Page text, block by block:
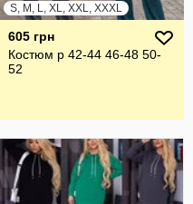
S, M, L, XL, XXL, XXXL
605 грн
Костюм р 42-44 46-48 50-
52